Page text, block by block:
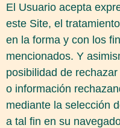
El Usuario acepta
este Site, el
en la forma y con los
mencionados. Y
posibilidad de
o información
mediante la selección
a tal fin en su